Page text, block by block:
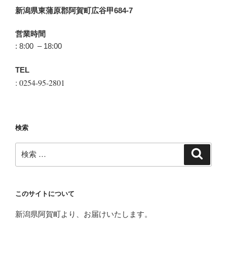
新潟県東蒲原郡阿賀町広谷甲684-7
営業時間
: 8:00 – 18:00
TEL
: 0254-95-2801
検索
検
索:
このサイトについて
新潟県阿賀町より、お届けいたします。